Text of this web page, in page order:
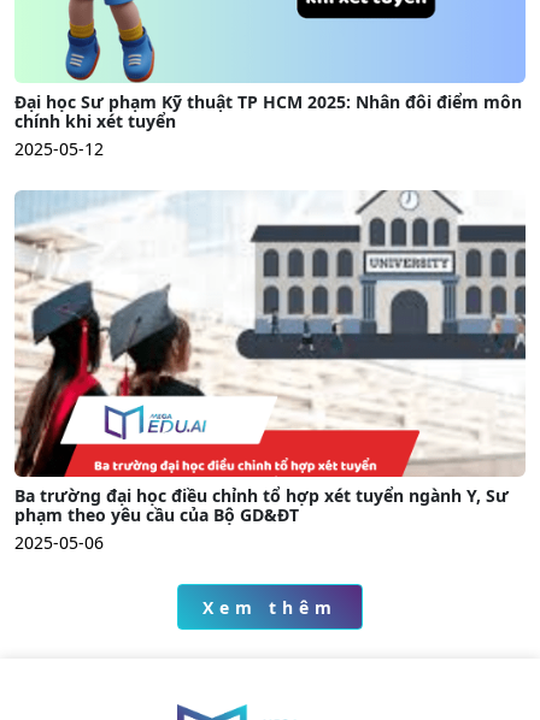
Đại học Sư phạm Kỹ thuật TP HCM 2025: Nhân đôi điểm môn
chính khi xét tuyển
2025-05-12
Ba trường đại học điều chỉnh tổ hợp xét tuyển ngành Y, Sư
phạm theo yêu cầu của Bộ GD&ĐT
2025-05-06
Xem thêm